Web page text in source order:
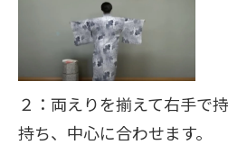
２：両えりを揃えて右手で
持ち、中心に合わせます。